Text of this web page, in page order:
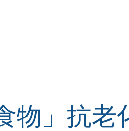
物」抗老